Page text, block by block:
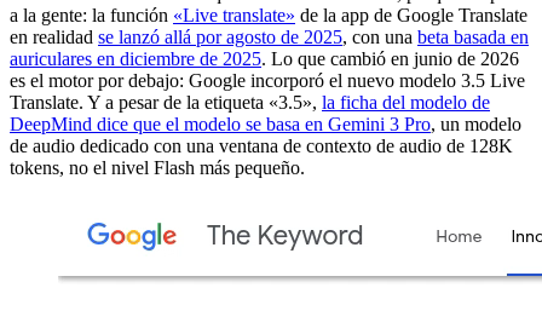
a la gente: la función «Live translate» de la app de Google Translate
en realidad se lanzó allá por agosto de 2025, con una beta basada en
auriculares en diciembre de 2025. Lo que cambió en junio de 2026
es el motor por debajo: Google incorporó el nuevo modelo 3.5 Live
Translate. Y a pesar de la etiqueta «3.5», la ficha del modelo de
DeepMind dice que el modelo se basa en Gemini 3 Pro, un modelo
de audio dedicado con una ventana de contexto de audio de 128K
tokens, no el nivel Flash más pequeño.